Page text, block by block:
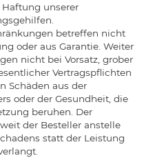
unserer
betreffen nicht
oder aus Garantie. Weiter
nicht bei Vorsatz, grober
Vertragspflichten
Schäden aus der
oder der Gesundheit, die
beruhen. Der
der Besteller anstelle
statt der Leistung